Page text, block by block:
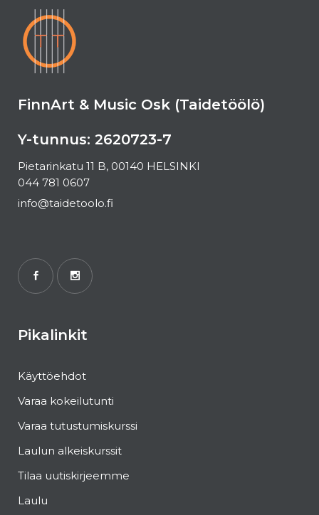
FinnArt & Music Osk (Taidetöölö)
Y-tunnus: 2620723-7
Pietarinkatu 11 B, 00140 HELSINKI
044 781 0607
info@taidetoolo.fi
Pikalinkit
Käyttöehdot
Varaa kokeilutunti
Varaa tutustumiskurssi
Laulun alkeiskurssit
Tilaa uutiskirjeemme
Laulu